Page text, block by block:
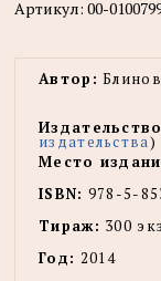
Артикул: 00-
Автор:
издательства)
Место
ISBN: 978-5-
Тираж: 300
Год: 2014